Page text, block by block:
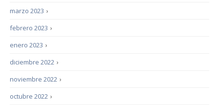
›
marzo 2023
›
febrero 2023
›
enero 2023
›
diciembre 2022
›
noviembre 2022
›
octubre 2022